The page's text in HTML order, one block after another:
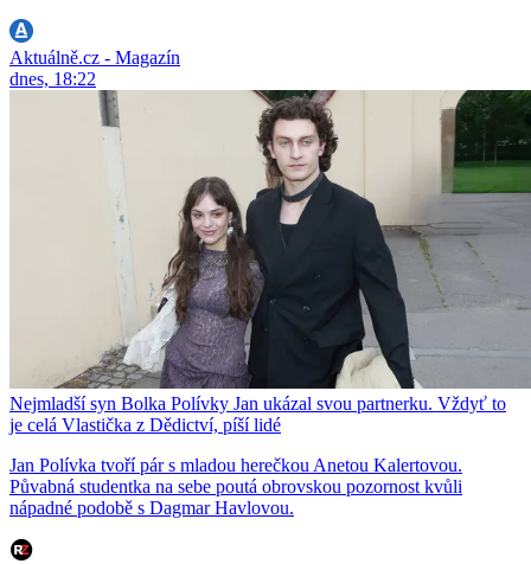
Aktuálně.cz - Magazín
dnes, 18:22
Nejmladší syn Bolka Polívky Jan ukázal svou partnerku. Vždyť to
je celá Vlastička z Dědictví, píší lidé
Jan Polívka tvoří pár s mladou herečkou Anetou Kalertovou.
Půvabná studentka na sebe poutá obrovskou pozornost kvůli
nápadné podobě s Dagmar Havlovou.